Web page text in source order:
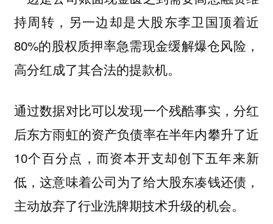
持周转，另一边却是大股东李卫国顶着近
80%的股权质押率急需现金缓解爆仓风险，
高分红成了其合法的提款机。
通过数据对比可以发现一个残酷事实，分红
后东方雨虹的资产负债率在半年内攀升了近
10个百分点，而资本开支却创下五年来新
低，这意味着公司为了给大股东凑钱还债，
主动放弃了行业洗牌期技术升级的机会。